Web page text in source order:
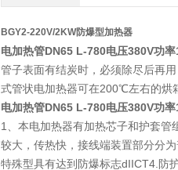
BGY2-220V/2KW防爆型加热器
电加热管DN65 L-780电压380V功
管子表面有结炭时，必须除尽后再
式管状电加热器可在200℃左右的烘
电加热管DN65 L-780电压380V功
1、本电加热器有加热芯子和护套管
较大，传热快，接线端装置部分分
特殊型具有达到防爆标志dIICT4.防